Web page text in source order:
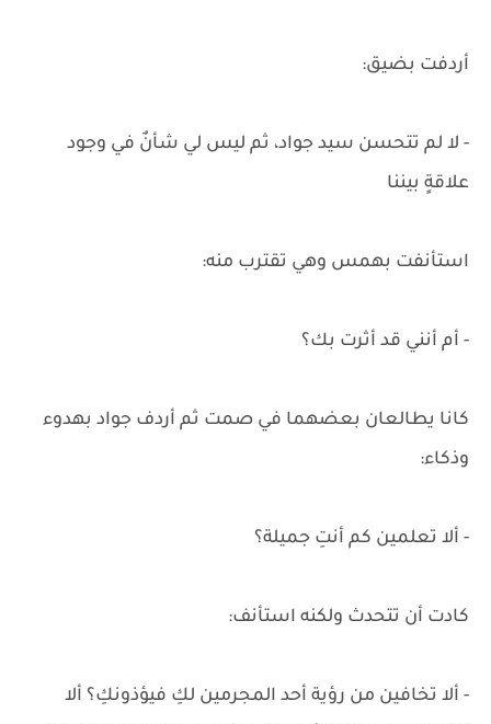
أردفت بضيق:
- لا لم تتحسن سيد جواد، ثم ليس لي شأنٌ في وجود
علاقةٍ بيننا
استأنفت بهمس وهي تقترب منه:
- أم أنني قد أثرت بك؟
كانا يطالعان بعضهما في صمت ثم أردف جواد بهدوء
وذكاء:
- ألا تعلمين كم أنتِ جميلة؟
كادت أن تتحدث ولكنه استأنف:
- ألا تخافين من رؤية أحد المجرمين لكِ فيؤذونكِ؟ ألا